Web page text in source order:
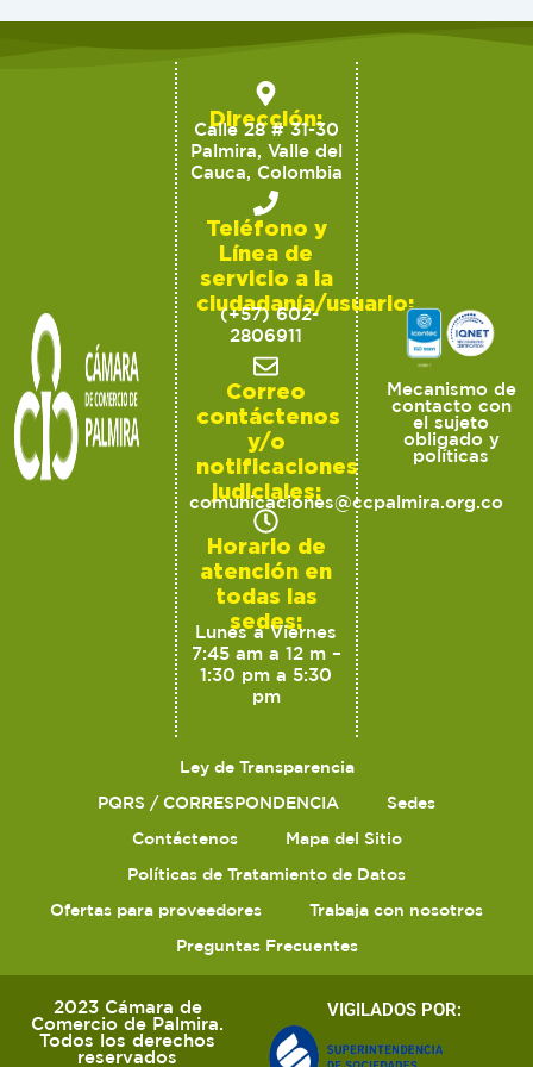
Dirección:
Calle 28 # 31-30
Palmira, Valle del
Cauca, Colombia
Teléfono y
Línea de
servicio a la
ciudadanía/usuario:
(+57) 602-
2806911
Correo
contáctenos
y/o
notificaciones
judiciales:
comunicaciones@ccpalmira.org.co
Horario de
atención en
todas las
sedes:
Lunes a Viernes
7:45 am a 12 m –
1:30 pm a 5:30
pm
Mecanismo de
contacto con
el sujeto
obligado y
políticas
Ley de Transparencia
PQRS / CORRESPONDENCIA
Sedes
Contáctenos
Mapa del Sitio
Políticas de Tratamiento de Datos
Ofertas para proveedores
Trabaja con nosotros
Preguntas Frecuentes
2023 Cámara de
Comercio de Palmira.
Todos los derechos
reservados
VIGILADOS POR: